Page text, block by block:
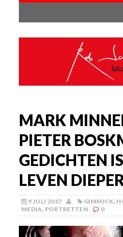
MARK
PIETER
GEDICHTEN
LEVEN
9 JULI 2017 GIMMICK,
MEDIA, PORTRETTEN 0